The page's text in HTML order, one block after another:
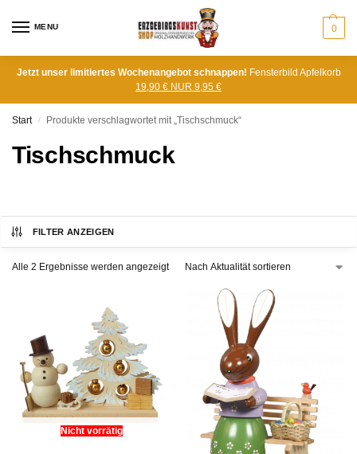
MENU 0
Jetzt unser limitiertes Wochenangebot schnappen! Fensterbild Apfelkorb
19,90 € NUR 9,95 €
Start / Produkte verschlagwortet mit „Tischschmuck“
Tischschmuck
FILTER ANZEIGEN
Alle 2 Ergebnisse werden angezeigt
Nicht vorrätig